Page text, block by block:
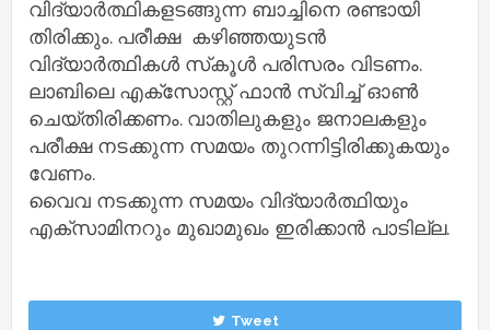
വിദ്യാര്‍ത്ഥികളടങ്ങുന്ന ബാച്ചിനെ രണ്ടായി
തിരിക്കും. പരീക്ഷ കഴിഞ്ഞയുടന്‍
വിദ്യാര്‍ത്ഥികള്‍ സ്‌കൂള്‍ പരിസരം വിടണം.
ലാബിലെ എക്‌സോസ്റ്റ് ഫാന്‍ സ്വിച്ച്‌ ഓണ്‍
ചെയ്തിരിക്കണം. വാതിലുകളും ജനാലകളും
പരീക്ഷ നടക്കുന്ന സമയം തുറന്നിട്ടിരിക്കുകയും
വേണം.
വൈവ നടക്കുന്ന സമയം വിദ്യാര്‍ത്ഥിയും
എക്‌സാമിനറും മുഖാമുഖം ഇരിക്കാന്‍ പാടില്ല.
Tweet